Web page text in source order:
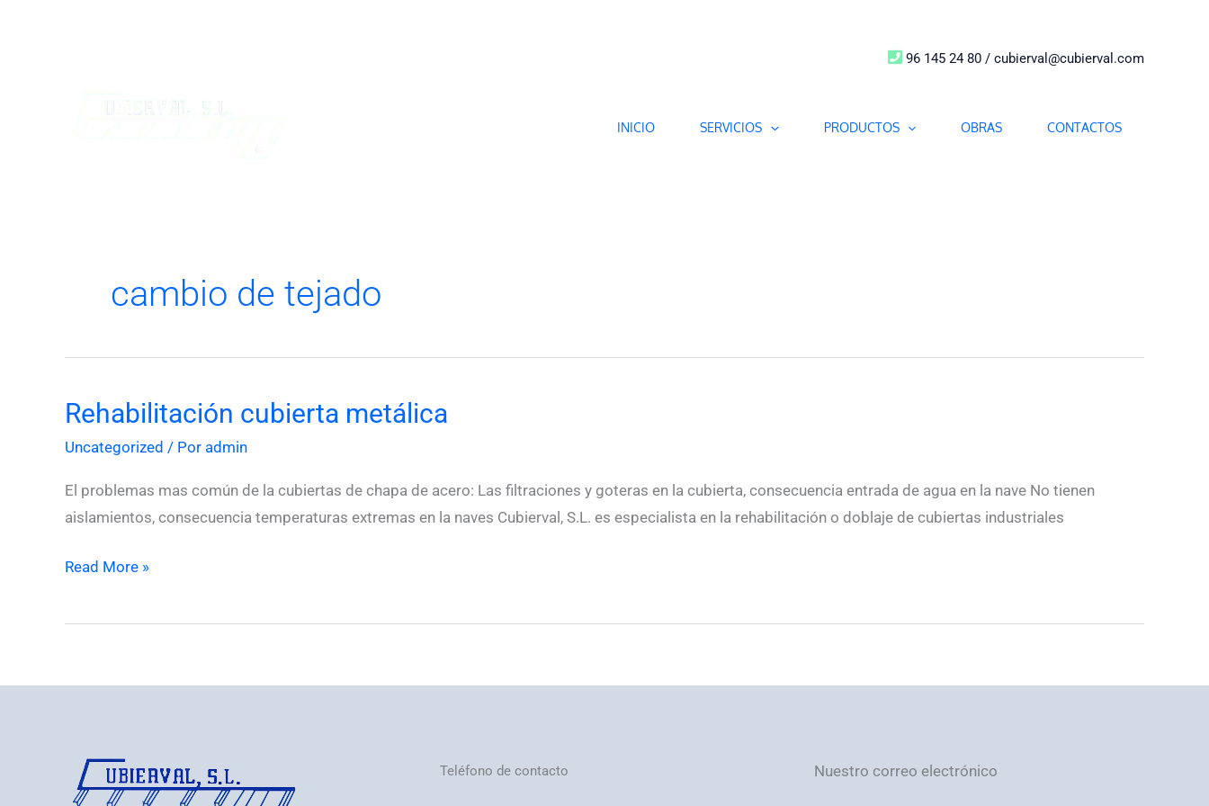
96 145 24 80 / cubierval@cubierval.com
INICIO SERVICIOS PRODUCTOS OBRAS CONTACTOS
cambio de tejado
Rehabilitación cubierta metálica
Uncategorized / Por admin
El problemas mas común de la cubiertas de chapa de acero: Las filtraciones y goteras en la cubierta, consecuencia entrada de agua en la nave No tienen
aislamientos, consecuencia temperaturas extremas en la naves Cubierval, S.L. es especialista en la rehabilitación o doblaje de cubiertas industriales
Rehabilitación
Read More »
Teléfono de contacto Nuestro correo electrónico